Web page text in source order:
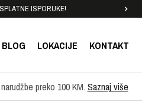
ISPORUKE!
BLOG LOKACIJE KONTAKT
preko 100 KM. Saznaj više